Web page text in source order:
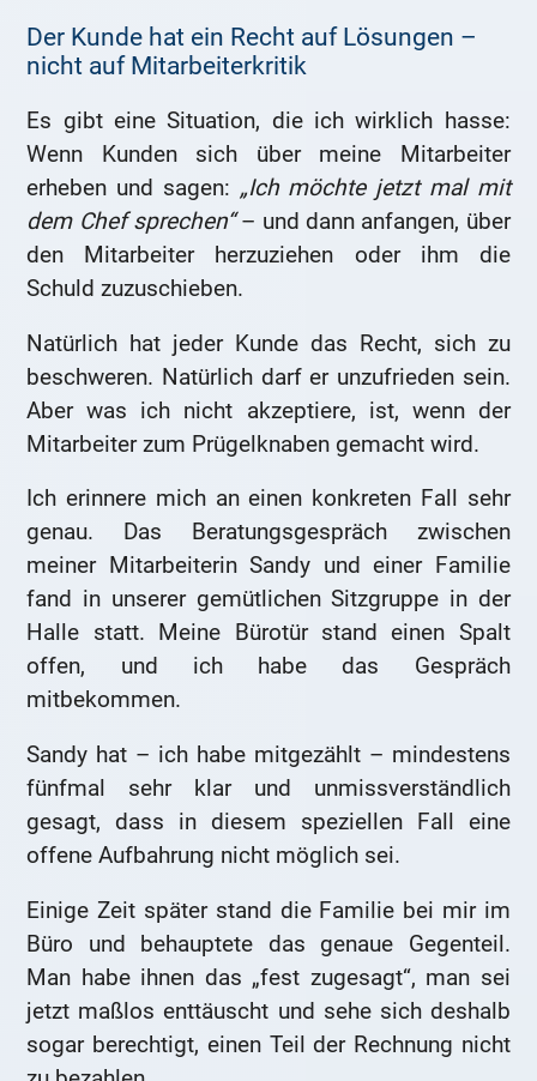
Der Kunde hat ein Recht auf Lösungen –
nicht auf Mitarbeiterkritik
Es gibt eine Situation, die ich wirklich hasse:
Wenn Kunden sich über meine Mitarbeiter
erheben und sagen: „Ich möchte jetzt mal mit
dem Chef sprechen“– und dann anfangen, über
den Mitarbeiter herzuziehen oder ihm die
Schuld zuzuschieben.
Natürlich hat jeder Kunde das Recht, sich zu
beschweren. Natürlich darf er unzufrieden sein.
Aber was ich nicht akzeptiere, ist, wenn der
Mitarbeiter zum Prügelknaben gemacht wird.
Ich erinnere mich an einen konkreten Fall sehr
genau. Das Beratungsgespräch zwischen
meiner Mitarbeiterin Sandy und einer Familie
fand in unserer gemütlichen Sitzgruppe in der
Halle statt. Meine Bürotür stand einen Spalt
offen, und ich habe das Gespräch
mitbekommen.
Sandy hat – ich habe mitgezählt – mindestens
fünfmal sehr klar und unmissverständlich
gesagt, dass in diesem speziellen Fall eine
offene Aufbahrung nicht möglich sei.
Einige Zeit später stand die Familie bei mir im
Büro und behauptete das genaue Gegenteil.
Man habe ihnen das „fest zugesagt“, man sei
jetzt maßlos enttäuscht und sehe sich deshalb
sogar berechtigt, einen Teil der Rechnung nicht